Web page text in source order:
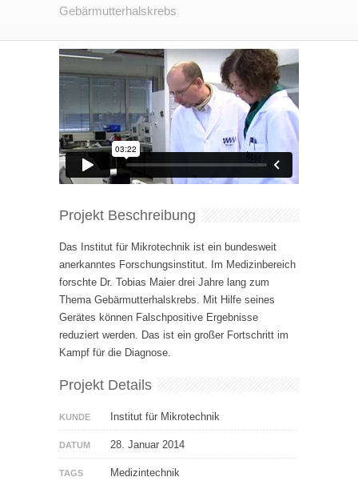
Gebärmutterhalskrebs
Projekt Beschreibung
Das Institut für Mikrotechnik ist ein bundesweit
anerkanntes Forschungsinstitut. Im Medizinbereich
forschte Dr. Tobias Maier drei Jahre lang zum
Thema Gebärmutterhalskrebs. Mit Hilfe seines
Gerätes können Falschpositive Ergebnisse
reduziert werden. Das ist ein großer Fortschritt im
Kampf für die Diagnose.
Projekt Details
KUNDE Institut für Mikrotechnik
DATUM 28. Januar 2014
TAGS Medizintechnik